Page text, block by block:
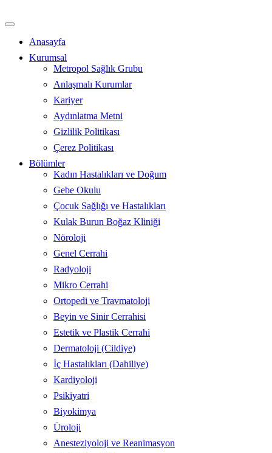
atla
Anasayfa
Kurumsal
Metropol Sağlık Grubu
Anlaşmalı Kurumlar
Kariyer
Aydınlatma Metni
Gizlilik Politikası
Çerez Politikası
Bölümler
Kadın Hastalıkları ve Doğum
Gebe Okulu
Çocuk Sağlığı ve Hastalıkları
Kulak Burun Boğaz Kliniği
Nöroloji
Genel Cerrahi
Radyoloji
Mikro Cerrahi
Ortopedi ve Travmatoloji
Beyin ve Sinir Cerrahisi
Estetik ve Plastik Cerrahi
Dermatoloji (Cildiye)
İç Hastalıkları (Dahiliye)
Kardiyoloji
Psikiyatri
Biyokimya
Üroloji
Anesteziyoloji ve Reanimasyon